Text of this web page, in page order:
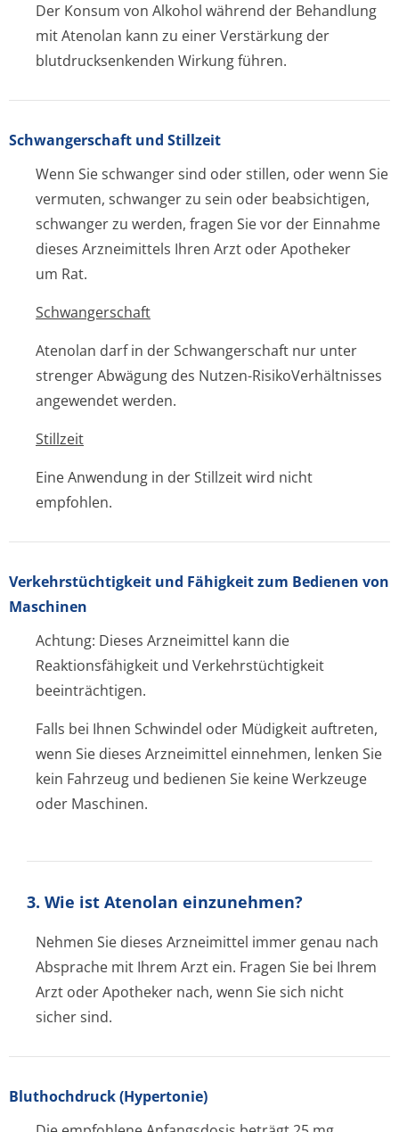
Der Konsum von Alkohol während der Behandlung
mit Atenolan kann zu einer Verstärkung der
blutdrucksenkenden Wirkung führen.
Schwangerschaft und Stillzeit
Wenn Sie schwanger sind oder stillen, oder wenn Sie
vermuten, schwanger zu sein oder beabsichtigen,
schwanger zu werden, fragen Sie vor der Einnahme
dieses Arzneimittels Ihren Arzt oder Apotheker
um Rat.
Schwangerschaft
Atenolan darf in der Schwangerschaft nur unter
strenger Abwägung des Nutzen-RisikoVerhältnisses
angewendet werden.
Stillzeit
Eine Anwendung in der Stillzeit wird nicht
empfohlen.
Verkehrstüchtig­keit und Fähigkeit zum Bedienen von
Maschinen
Achtung: Dieses Arzneimittel kann die
Reaktionsfähigkeit und Verkehrstüchtigkeit
beeinträchtigen.
Falls bei Ihnen Schwindel oder Müdigkeit auftreten,
wenn Sie dieses Arzneimittel einnehmen, lenken Sie
kein Fahrzeug und bedienen Sie keine Werkzeuge
oder Maschinen.
3. Wie ist Atenolan einzunehmen?
Nehmen Sie dieses Arzneimittel immer genau nach
Absprache mit Ihrem Arzt ein. Fragen Sie bei Ihrem
Arzt oder Apotheker nach, wenn Sie sich nicht
sicher sind.
Bluthochdruck (Hypertonie)